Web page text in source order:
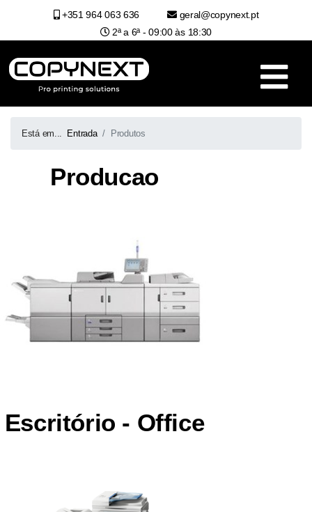
+351 964 063 636
geral@copynext.pt
2ª a 6ª - 09:00 às 18:30
Está em... Entrada Produtos
Producao
Escritório - Office